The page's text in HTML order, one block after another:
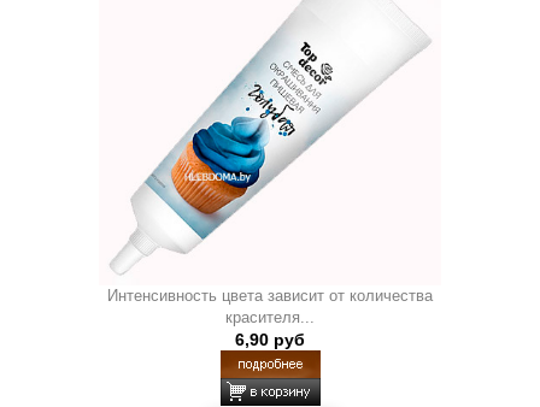
Интенсивность цвета зависит от количества
красителя...
6,90 руб